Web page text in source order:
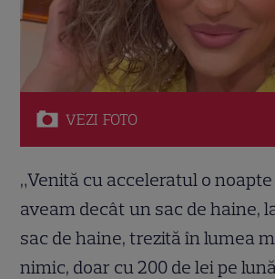
VEZI FOTO
„Venită cu acceleratul o
aveam decât un sac de haine,
sac de haine, trezită în lumea
nimic, doar cu 200 de lei pe